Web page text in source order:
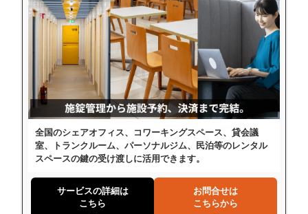
全国のシェアオフィス、コワーキングスペース、貸会議
室、トランクルーム、パーソナルジム、民泊等のレンタル
スペースの鍵の受け渡しに活用できます。
サービスの詳細は
こちら
お問合せは
こちらから